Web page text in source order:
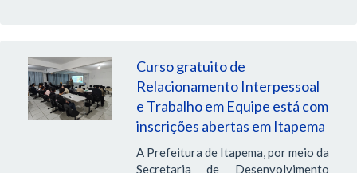
Curso gratuito de
Relacionamento Interpessoal
e Trabalho em Equipe está com
inscrições abertas em Itapema
A Prefeitura de Itapema, por meio da
Secretaria de Desenvolvimento